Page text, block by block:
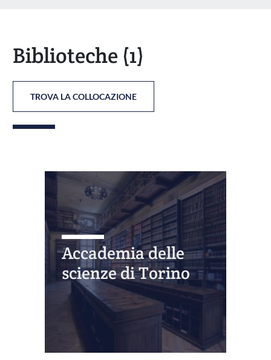
Biblioteche (1)
TROVA LA COLLOCAZIONE
Accademia delle
scienze di Torino